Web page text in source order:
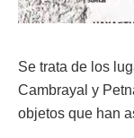
Se trata de los
Cambrayal y
objetos que han